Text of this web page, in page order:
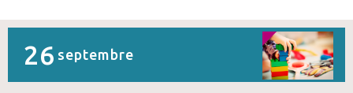
26 septembre